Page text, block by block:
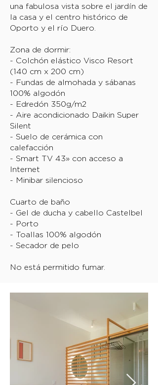
una fabulosa vista sobre el jardín de
la casa y el centro histórico de
Oporto y el río Duero.
Zona de dormir:
- Colchón elástico Visco Resort
(140 cm x 200 cm)
- Fundas de almohada y sábanas
100% algodón
- Edredón 350g/m2
- Aire acondicionado Daikin Super
Silent
- Suelo de cerámica con
calefacción
- Smart TV 43» con acceso a
Internet
- Minibar silencioso
Cuarto de baño
- Gel de ducha y cabello Castelbel
- Porto
- Toallas 100% algodón
- Secador de pelo
No está permitido fumar.